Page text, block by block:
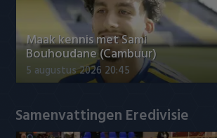
Maak kennis met Sami
Bouhoudane (Cambuur)
5 augustus 2026 20:45
Samenvattingen Eredivisie